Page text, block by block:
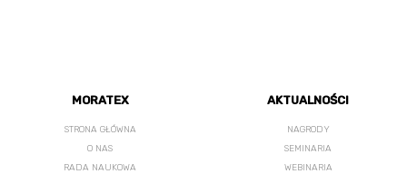
MORATEX
STRONA GŁÓWNA
O NAS
RADA NAUKOWA
AKTUALNOŚCI
NAGRODY
SEMINARIA
WEBINARIA